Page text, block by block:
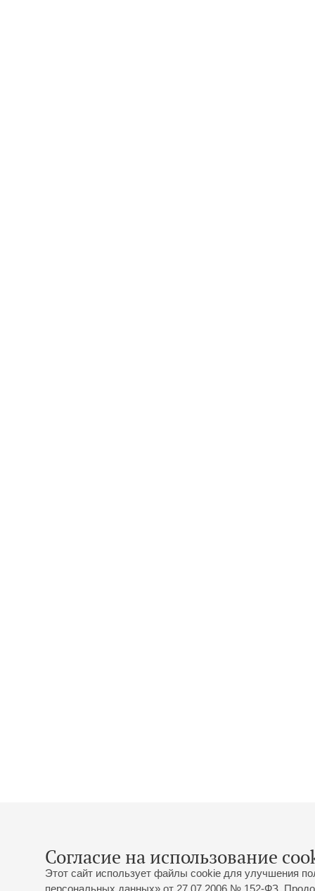
Согласие на использование
Этот сайт использует файлы cookie для улучшения
персональных данных» от 27.07.2006 № 152-ФЗ.